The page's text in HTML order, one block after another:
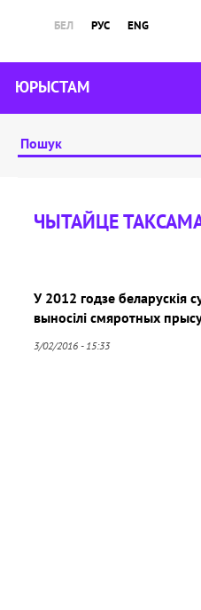
БЕЛ РУС ENG
ЮРЫСТАМ
ЧЫТАЙЦЕ
У 2012 годзе беларускія
выносілі смяротных
3/02/2016 - 15:33